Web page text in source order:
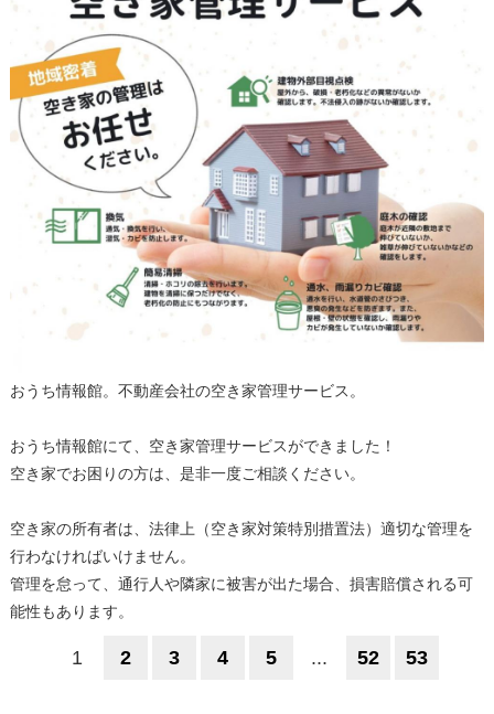
おうち情報館。不動産会社の空き家管理サービス。
おうち情報館にて、空き家管理サービスができました！
空き家でお困りの方は、是非一度ご相談ください。
空き家の所有者は、法律上（空き家対策特別措置法）適切な管理を
行わなければいけません。
管理を怠って、通行人や隣家に被害が出た場合、損害賠償される可
能性もあります。
1 2 3 4 5 ... 52 53